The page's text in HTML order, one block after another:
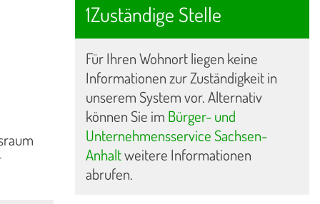
1Zuständige Stelle
Für Ihren Wohnort liegen keine
Informationen zur Zuständigkeit in
unserem System vor. Alternativ
können Sie im Bürger- und
Unternehmensservice Sachsen-
Anhaltweitere Informationen
abrufen.